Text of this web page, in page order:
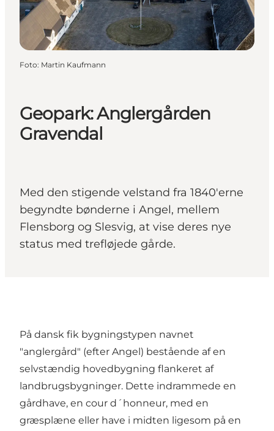
Geopark: Anglergården
Gravendal
Med den stigende velstand fra 1840'erne
begyndte bønderne i Angel, mellem
Flensborg og Slesvig, at vise deres nye
status med trefløjede gårde.
Foto: Martin Kaufmann
På dansk fik bygningstypen navnet
"anglergård" (efter Angel) bestående af en
selvstændig hovedbygning flankeret af
landbrugsbygninger. Dette indrammede en
gårdhave, en cour d´honneur, med en
græsplæne eller have i midten ligesom på en